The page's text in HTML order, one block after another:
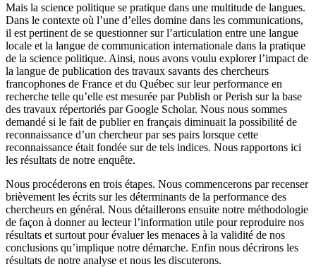
Mais la science politique se pratique dans une multitude de langues.
Dans le contexte où l’une d’elles domine dans les communications,
il est pertinent de se questionner sur l’articulation entre une langue
locale et la langue de communication internationale dans la pratique
de la science politique. Ainsi, nous avons voulu explorer l’impact de
la langue de publication des travaux savants des chercheurs
francophones de France et du Québec sur leur performance en
recherche telle qu’elle est mesurée par Publish or Perish sur la base
des travaux répertoriés par Google Scholar. Nous nous sommes
demandé si le fait de publier en français diminuait la possibilité de
reconnaissance d’un chercheur par ses pairs lorsque cette
reconnaissance était fondée sur de tels indices. Nous rapportons ici
les résultats de notre enquête.
Nous procéderons en trois étapes. Nous commencerons par recenser
brièvement les écrits sur les déterminants de la performance des
chercheurs en général. Nous détaillerons ensuite notre méthodologie
de façon à donner au lecteur l’information utile pour reproduire nos
résultats et surtout pour évaluer les menaces à la validité de nos
conclusions qu’implique notre démarche. Enfin nous décrirons les
résultats de notre analyse et nous les discuterons.